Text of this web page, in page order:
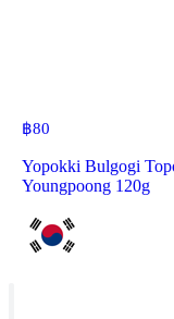
฿80
Yopokki Bulgogi
Youngpoong 120g